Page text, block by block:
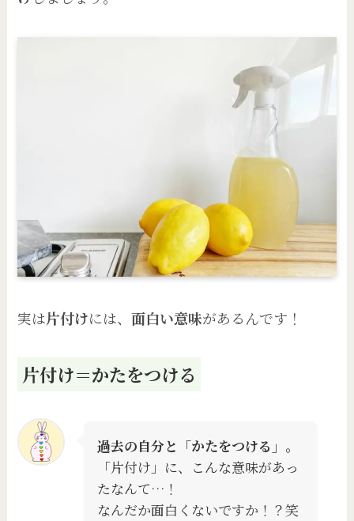
実は片付けには、面白い意味があるんです！
片付け＝かたをつける
過去の自分と「かたをつける」。
「片付け」に、こんな意味があっ
たなんて…！
なんだか面白くないですか！？笑